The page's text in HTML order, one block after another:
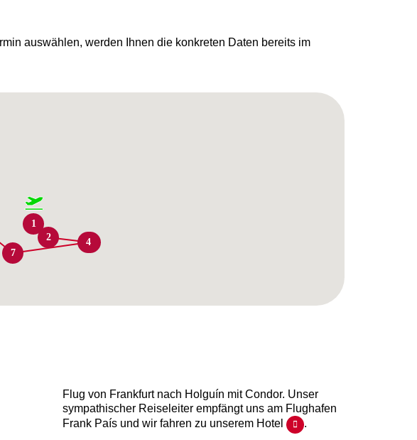
auswählen, werden Ihnen die konkreten Daten bereits im
1
2
3
4
7
Flug von Frankfurt nach Holguín mit Condor. Unser
sympathischer Reiseleiter empfängt uns am Flughafen
Frank País und wir fahren zu unserem Hotel
.